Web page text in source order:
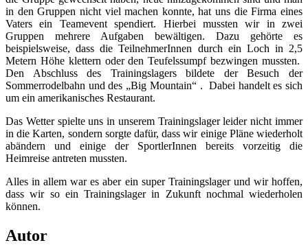
in den Gruppen nicht viel machen konnte, hat uns die Firma eines
Vaters ein Teamevent spendiert. Hierbei mussten wir in zwei
Gruppen mehrere Aufgaben bewältigen. Dazu gehörte es
beispielsweise, dass die TeilnehmerInnen durch ein Loch in 2,5
Metern Höhe klettern oder den Teufelssumpf bezwingen mussten.
Den Abschluss des Trainingslagers bildete der Besuch der
Sommerrodelbahn und des „Big Mountain“ . Dabei handelt es sich
um ein amerikanisches Restaurant.
Das Wetter spielte uns in unserem Trainingslager leider nicht immer
in die Karten, sondern sorgte dafür, dass wir einige Pläne wiederholt
abändern und einige der SportlerInnen bereits vorzeitig die
Heimreise antreten mussten.
Alles in allem war es aber ein super Trainingslager und wir hoffen,
dass wir so ein Trainingslager in Zukunft nochmal wiederholen
können.
Autor